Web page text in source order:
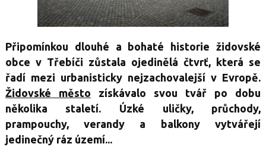
Připomínkou dlouhé a bohaté historie židovské
obce v Třebíči zůstala ojedinělá čtvrť, která se
řadí mezi urbanisticky nejzachovalejší v Evropě.
Židovské město získávalo svou tvář po dobu
několika staletí. Úzké uličky, průchody,
prampouchy, verandy a balkony vytvářejí
jedinečný ráz území...